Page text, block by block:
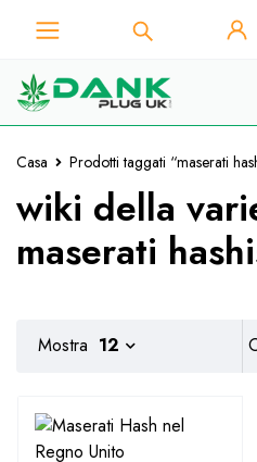
Casa Prodotti taggati “maserati
wiki della
maserati
Mostra 12
Per gli amanti dell'erba -
sconto immediato su ogni
10% - Codice Coupon